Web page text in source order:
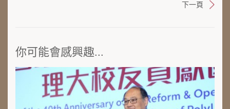
下一頁
你可能會感興趣...